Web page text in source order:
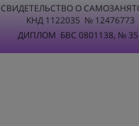
СВИДЕТЕЛЬСТВО О
КНД 1122035 № 12476773
ДИПЛОМ БВС 0801138, №